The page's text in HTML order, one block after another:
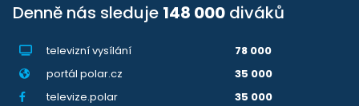
Denně nás sleduje 148 000 diváků
televizní vysílání
78 000
portál polar.cz
35 000
televize.polar
35 000